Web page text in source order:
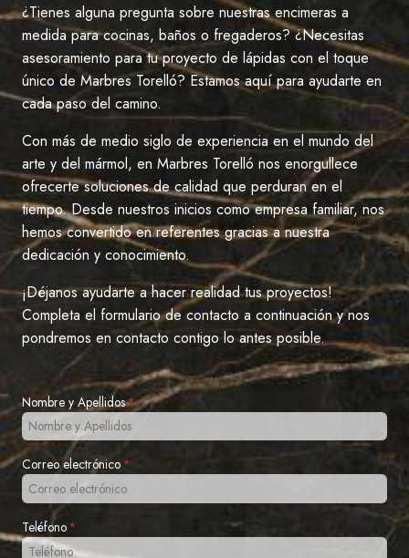
¿Tienes alguna pregunta sobre nuestras encimeras a
medida para cocinas, baños o fregaderos? ¿Necesitas
asesoramiento para tu proyecto de lápidas con el toque
único de Marbres Torelló? Estamos aquí para ayudarte en
cada paso del camino.
Con más de medio siglo de experiencia en el mundo del
arte y del mármol, en Marbres Torelló nos enorgullece
ofrecerte soluciones de calidad que perduran en el
tiempo. Desde nuestros inicios como empresa familiar, nos
hemos convertido en referentes gracias a nuestra
dedicación y conocimiento.
¡Déjanos ayudarte a hacer realidad tus proyectos!
Completa el formulario de contacto a continuación y nos
pondremos en contacto contigo lo antes posible.
Nombre y Apellidos*
Correo electrónico*
Teléfono*